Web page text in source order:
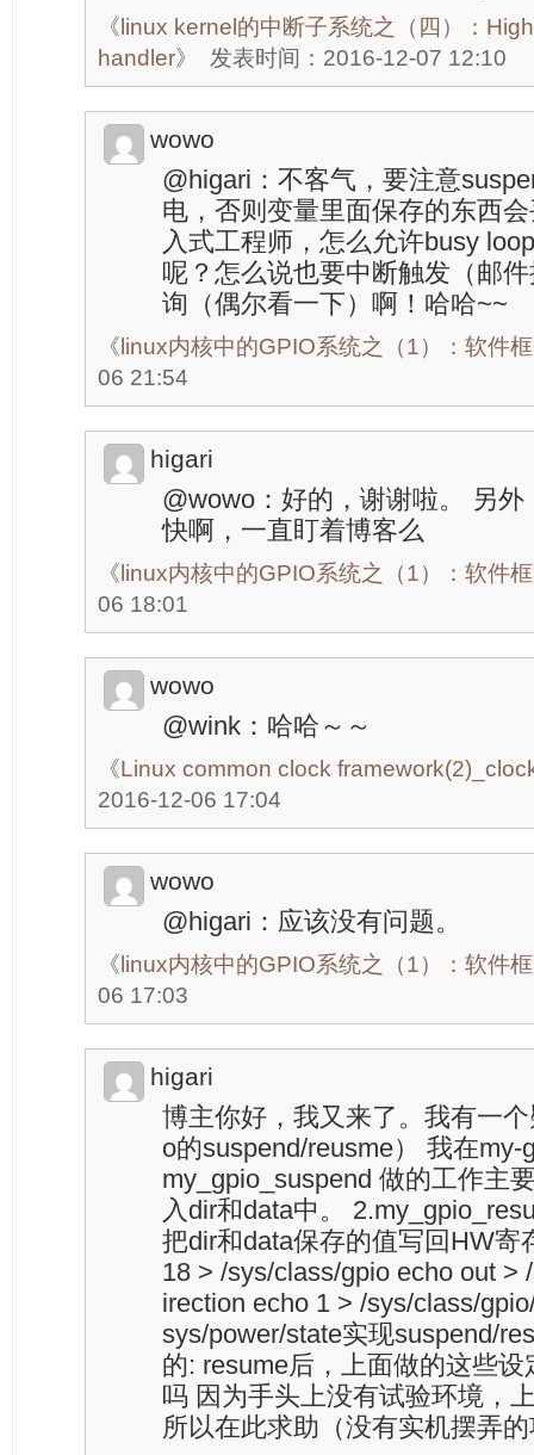
《 linux kernel的中断子系统之（四）：
handler》 发表时间：2016-12-07 12:10
wowo
@higari：不客气，要注意
电，否则变量里面保存的东西
入式工程师，怎么允许busy
呢？怎么说也要中断触发（邮
询（偶尔看一下）啊！哈哈~~
《 linux内核中的GPIO系统之（1）：软件
06 21:54
higari
@wowo：好的，谢谢啦。 另
快啊，一直盯着博客么
《 linux内核中的GPIO系统之（1）：软件
06 18:01
wowo
@wink：哈哈～～
《Linux common clock
2016-12-06 17:04
wowo
@higari：应该没有问题。
《 linux内核中的GPIO系统之（1）：软件
06 17:03
higari
博主你好，我又来了。我有一
o的suspend/reusme） 我在
my_gpio_suspend 做的工作主
入dir和data中。
把dir和data保存的值写回HW寄
18 > /sys/class/gpio echo out >
irection echo 1 > /sys/class/
sys/power/state实现suspend/
的: resume后，上面做的这些
吗 因为手头上没有试验环境，
所以在此求助（没有实机摆弄